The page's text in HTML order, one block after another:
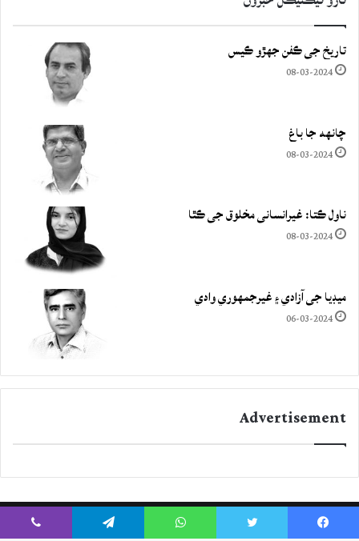
تاريخ جي ڪفن جھڙو ڪيس
08-03-2024
چانهه جا باغ
08-03-2024
ناول ڪتا: غيرانساني مخلوق جي ڪٿا
08-03-2024
ميڊيا جي آزادي ۽ غيرجمھوري وادي
06-03-2024
Advertisement